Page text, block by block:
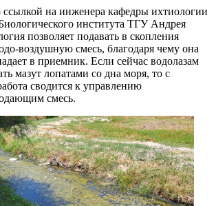
ссылкой на инженера кафедры ихтиологии
института ТГУ Андрея
позволяет подавать в скопления
воздушную смесь, благодаря чему она
в приемник. Если сейчас водолазам
мазут лопатами со дна моря, то с
сводится к управлению
смесь.